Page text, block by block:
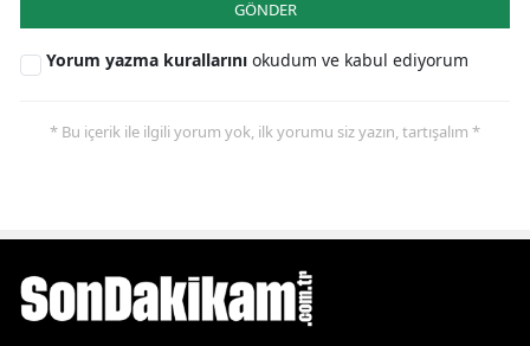
GÖNDER
Yorum yazma kurallarını okudum ve kabul ediyorum
* Bu içerik ile ilgili yorum yok, ilk yorumu siz yazın, tartışalım *